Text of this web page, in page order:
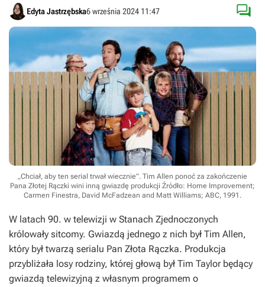
Edyta Jastrzębska6 września 2024 11:47 
„Chciał, aby ten serial trwał wiecznie”. Tim Allen ponoć za zakończenie
Pana Złotej Rączki wini inną gwiazdę produkcji Źródło: Home Improvement;
Carmen Finestra, David McFadzean and Matt Williams; ABC, 1991 .
W latach 90. w telewizji w Stanach Zjednoczonych
królowały sitcomy. Gwiazdą jednego z nich był Tim Allen,
który był twarzą serialu Pan Złota Rączka. Produkcja
przybliżała losy rodziny, której głową był Tim Taylor będący
gwiazdą telewizyjną z własnym programem o